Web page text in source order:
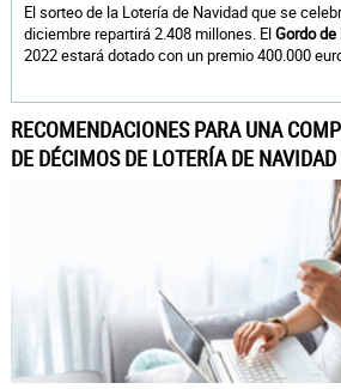
El sorteo de la Lotería de Navidad que se
diciembre repartirá 2.408 millones. ElGordo
2022 estará dotado con un premio 400.000
RECOMENDACIONES PARA UNA
DE DÉCIMOS DE LOTERÍA DE NAVIDAD